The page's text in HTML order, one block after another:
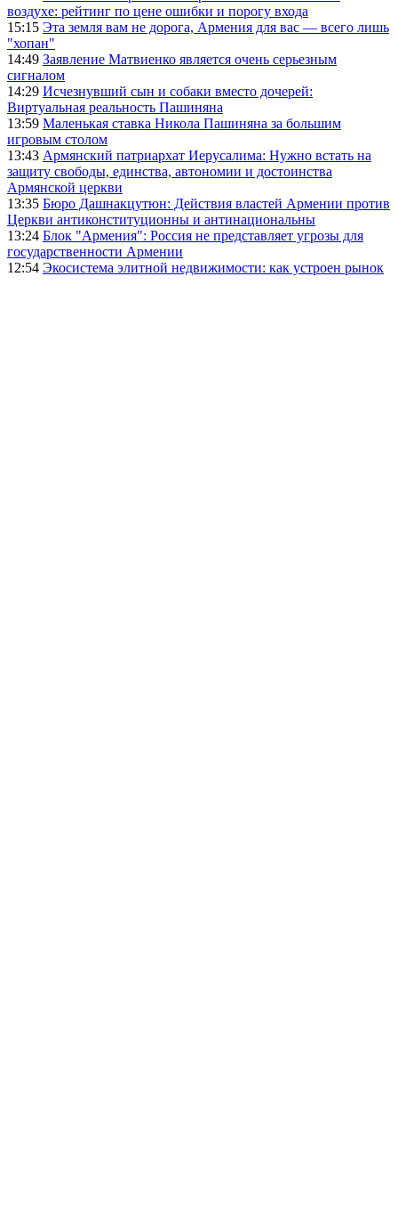
воздухе: рейтинг по цене ошибки и порогу входа
15:15 Эта земля вам не дорога, Армения для вас — всего лишь
"хопан"
14:49 Заявление Матвиенко является очень серьезным
сигналом
14:29 Исчезнувший сын и собаки вместо дочерей:
Виртуальная реальность Пашиняна
13:59 Маленькая ставка Никола Пашиняна за большим
игровым столом
13:43 Армянский патриархат Иерусалима: Нужно встать на
защиту свободы, единства, автономии и достоинства
Армянской церкви
13:35 Бюро Дашнакцутюн: Действия властей Армении против
Церкви антиконституционны и антинациональны
13:24 Блок "Армения": Россия не представляет угрозы для
государственности Армении
12:54 Экосистема элитной недвижимости: как устроен рынок